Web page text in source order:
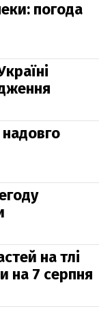
погода
на тлі
на 7 серпня